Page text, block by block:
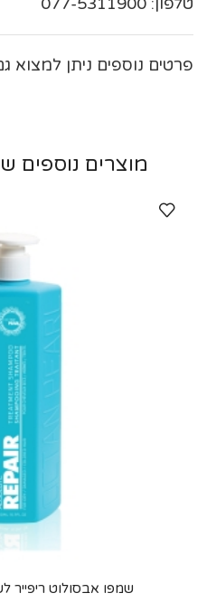
פרטים נוספים ניתן למצוא
מוצרים נוספים
שמפו אבסולוט ריפייר